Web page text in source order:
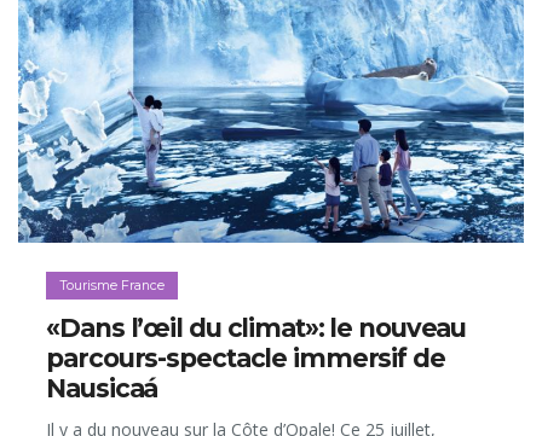
Tourisme France
«Dans l’œil du climat»: le nouveau
parcours-spectacle immersif de
Nausicaá
Il y a du nouveau sur la Côte d’Opale! Ce 25 juillet,